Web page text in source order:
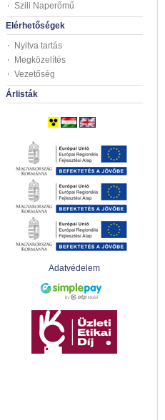
Szili Naperőmű
Elérhetőségek
Nyitva tartás
Megközelítés
Vezetőség
Árlisták
Adatvédelem